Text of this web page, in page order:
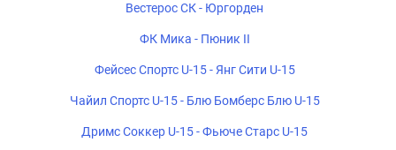
Вестерос СК - Юргорден
ФК Мика - Пюник II
Фейсес Спортс U-15 - Янг Сити U-15
Чайил Спортс U-15 - Блю Бомберс Блю U-15
Дримс Соккер U-15 - Фьюче Старс U-15